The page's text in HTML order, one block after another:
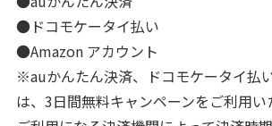
●ドコモケータイ払い
●Amazon アカウント
※auかんたん決済、ドコモケータイ払
は、3日間無料キャンペーンをご利用